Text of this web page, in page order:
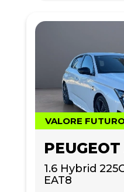
VALORE
1.6 Hybrid
EAT8